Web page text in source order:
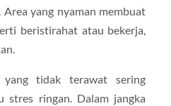
yang nyaman membuat
beristirahat atau bekerja,
yang tidak terawat sering
stres ringan. Dalam jangka